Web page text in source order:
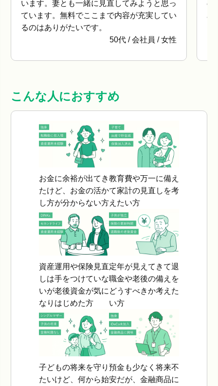
のが嬉しかったです。講師の方もとても親し
みやすく、信頼できる感じで安心して参加で
きました。
30代 / パート勤務 / 女性
は
富
こんな人におすすめ
お金に余裕が出てき
たけど、お金の活か
し方が分からない方
教育費や万一に備え
て家計の見直しを考
えたい方
資産運用や保険見直
しは手をつけていな
いが老後資金が気に
なりはじめた方
定年が見えてきて退
職金や老後の備えを
どうすべきか考えた
い方
子どもの将来を守り
たいけど、何から始
預金も少なく将来不
安だが、金融商品に